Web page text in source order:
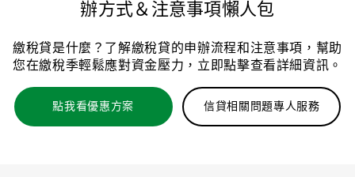
辦方式＆注意事項懶人包
繳稅貸是什麼？了解繳稅貸的申辦流程和注意事項，幫助
您在繳稅季輕鬆應對資金壓力，立即點擊查看詳細資訊。
點我看優惠方案 信貸相關問題專人服務